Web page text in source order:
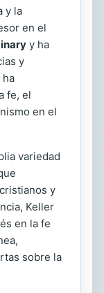
y la
en el
y ha
y
ha
fe, el
en el
variedad
y
Keller
en la fe
sobre la